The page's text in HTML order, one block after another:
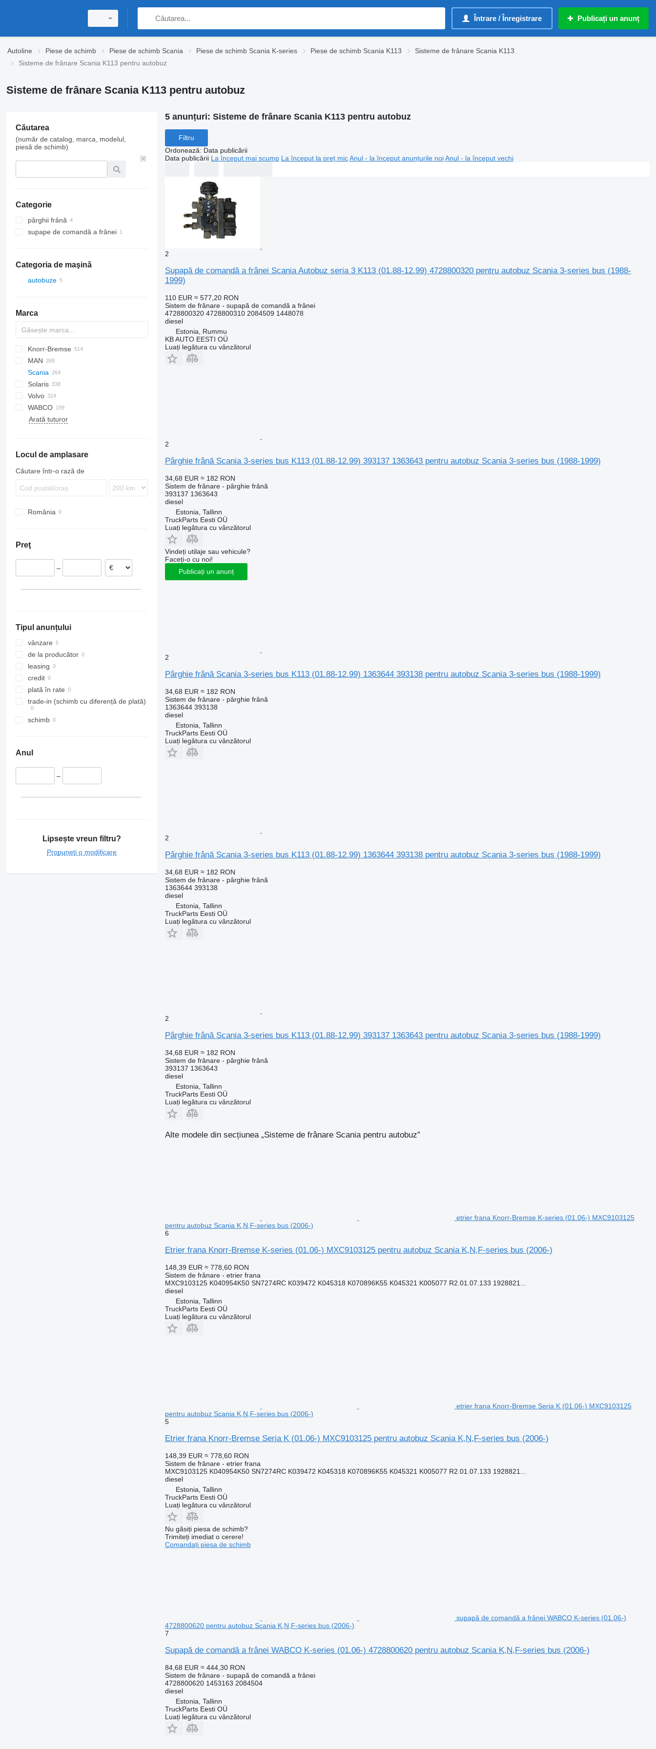
Întrare / Înregistrare Publicați un anunț
Autoline Piese de schimb Piese de schimb Scania Piese de schimb Scania K-series Piese de schimb Scania K113
Sisteme de frânare Scania K113
Sisteme de frânare Scania K113 pentru autobuz
Sisteme de frânare Scania K113 pentru autobuz
Căutarea
(număr de catalog, marca, modelul,
piesă de schimb)
Categorie
pârghii frână
supape de comandă a frânei
Categoria de maşină
autobuze
Marca
Probus
Futura
SB
Eurorider
Axer
Citelis
Crossway
Daily
Domino
Evadys
Karosa
Recreo
Knorr-Bremse
MAN
A-series
Lion's series
TGA
TGS
TGX
Citaro
Integro
Intouro
O-series
S-Class
Cityliner
Jetliner
Skyliner
Tourliner
Sultan
Kerax
Premium
Scania
K-series
K124
L-series
L94
Solaris
Alpino
Urbino
Prestij
T-series
Volvo
7700
9900
WABCO
Arată tuturor
Locul de amplasare
Căutare într-o rază de
România
Preţ
–
Tipul anunțului
vânzare
de la producător
leasing
credit
plată în rate
trade-in (schimb cu diferență de plată)
schimb
Anul
–
Lipsește vreun filtru?
Propuneți o modificare
5 anunțuri: Sisteme de frânare Scania K113 pentru autobuz
Filtru
Ordonează: Data publicării
Data publicării La început mai scump La început la preț mic Anul - la început anunțurile noi Anul - la început vechi
2
Supapă de comandă a frânei Scania Autobuz seria 3 K113 (01.88-12.99) 4728800320 pentru autobuz Scania 3-series bus (1988-
1999)
110 EUR ≈ 577,20 RON
Sistem de frânare - supapă de comandă a frânei
4728800320 4728800310 2084509 1448078
diesel
Estonia, Rummu
KB AUTO EESTI OÜ
Luați legătura cu vânzătorul
2
Pârghie frână Scania 3-series bus K113 (01.88-12.99) 393137 1363643 pentru autobuz Scania 3-series bus (1988-1999)
34,68 EUR ≈ 182 RON
Sistem de frânare - pârghie frână
393137 1363643
diesel
Estonia, Tallinn
TruckParts Eesti OÜ
Luați legătura cu vânzătorul
Vindeți utilaje sau vehicule?
Faceți-o cu noi!
Publicați un anunț
2
Pârghie frână Scania 3-series bus K113 (01.88-12.99) 1363644 393138 pentru autobuz Scania 3-series bus (1988-1999)
34,68 EUR ≈ 182 RON
Sistem de frânare - pârghie frână
1363644 393138
diesel
Estonia, Tallinn
TruckParts Eesti OÜ
Luați legătura cu vânzătorul
2
Pârghie frână Scania 3-series bus K113 (01.88-12.99) 1363644 393138 pentru autobuz Scania 3-series bus (1988-1999)
34,68 EUR ≈ 182 RON
Sistem de frânare - pârghie frână
1363644 393138
diesel
Estonia, Tallinn
TruckParts Eesti OÜ
Luați legătura cu vânzătorul
2
Pârghie frână Scania 3-series bus K113 (01.88-12.99) 393137 1363643 pentru autobuz Scania 3-series bus (1988-1999)
34,68 EUR ≈ 182 RON
Sistem de frânare - pârghie frână
393137 1363643
diesel
Estonia, Tallinn
TruckParts Eesti OÜ
Luați legătura cu vânzătorul
Alte modele din secțiunea „Sisteme de frânare Scania pentru autobuz”
etrier frana Knorr-Bremse K-series (01.06-) MXC9103125
pentru autobuz Scania K,N,F-series bus (2006-)
6
Etrier frana Knorr-Bremse K-series (01.06-) MXC9103125 pentru autobuz Scania K,N,F-series bus (2006-)
148,39 EUR ≈ 778,60 RON
Sistem de frânare - etrier frana
MXC9103125 K040954K50 SN7274RC K039472 K045318 K070896K55 K045321 K005077 R2.01.07.133 1928821...
diesel
Estonia, Tallinn
TruckParts Eesti OÜ
Luați legătura cu vânzătorul
etrier frana Knorr-Bremse Seria K (01.06-) MXC9103125
pentru autobuz Scania K,N,F-series bus (2006-)
5
Etrier frana Knorr-Bremse Seria K (01.06-) MXC9103125 pentru autobuz Scania K,N,F-series bus (2006-)
148,39 EUR ≈ 778,60 RON
Sistem de frânare - etrier frana
MXC9103125 K040954K50 SN7274RC K039472 K045318 K070896K55 K045321 K005077 R2.01.07.133 1928821...
diesel
Estonia, Tallinn
TruckParts Eesti OÜ
Luați legătura cu vânzătorul
Nu găsiți piesa de schimb?
Trimiteți imediat o cerere!
Comandați piesa de schimb
supapă de comandă a frânei WABCO K-series (01.06-)
4728800620 pentru autobuz Scania K,N,F-series bus (2006-)
7
Supapă de comandă a frânei WABCO K-series (01.06-) 4728800620 pentru autobuz Scania K,N,F-series bus (2006-)
84,68 EUR ≈ 444,30 RON
Sistem de frânare - supapă de comandă a frânei
4728800620 1453163 2084504
diesel
Estonia, Tallinn
TruckParts Eesti OÜ
Luați legătura cu vânzătorul